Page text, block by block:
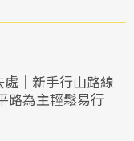
｜新手行山路線
路為主輕鬆易行